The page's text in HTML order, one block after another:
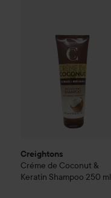
Creightons
Créme de Coconut &
Keratin Shampoo 250 ml